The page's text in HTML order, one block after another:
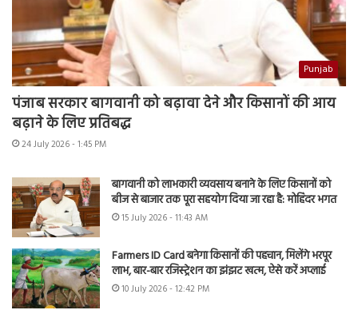
Punjab
पंजाब सरकार बागवानी को बढ़ावा देने और किसानों की आय
बढ़ाने के लिए प्रतिबद्ध
24 July 2026 - 1:45 PM
बागवानी को लाभकारी व्यवसाय बनाने के लिए किसानों को
बीज से बाजार तक पूरा सहयोग दिया जा रहा है: मोहिंदर भगत
15 July 2026 - 11:43 AM
Farmers ID Card बनेगा किसानों की पहचान, मिलेंगे भरपूर
लाभ, बार-बार रजिस्ट्रेशन का झंझट खत्म, ऐसे करें अप्लाई
10 July 2026 - 12:42 PM